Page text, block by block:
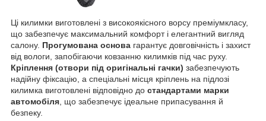
Ці килимки виготовлені з високоякісного ворсу преміумкласу,
що забезпечує максимальний комфорт і елегантний вигляд
салону. Прогумована основа гарантує довговічність і захист
від вологи, запобігаючи ковзанню килимків під час руху.
Кріплення (отвори під оригінальні гачки) забезпечують
надійну фіксацію, а спеціальні місця кріплень на підлозі
килимка виготовлені відповідно до стандартами марки
автомобіля , що забезпечує ідеальне припасування й
безпеку.